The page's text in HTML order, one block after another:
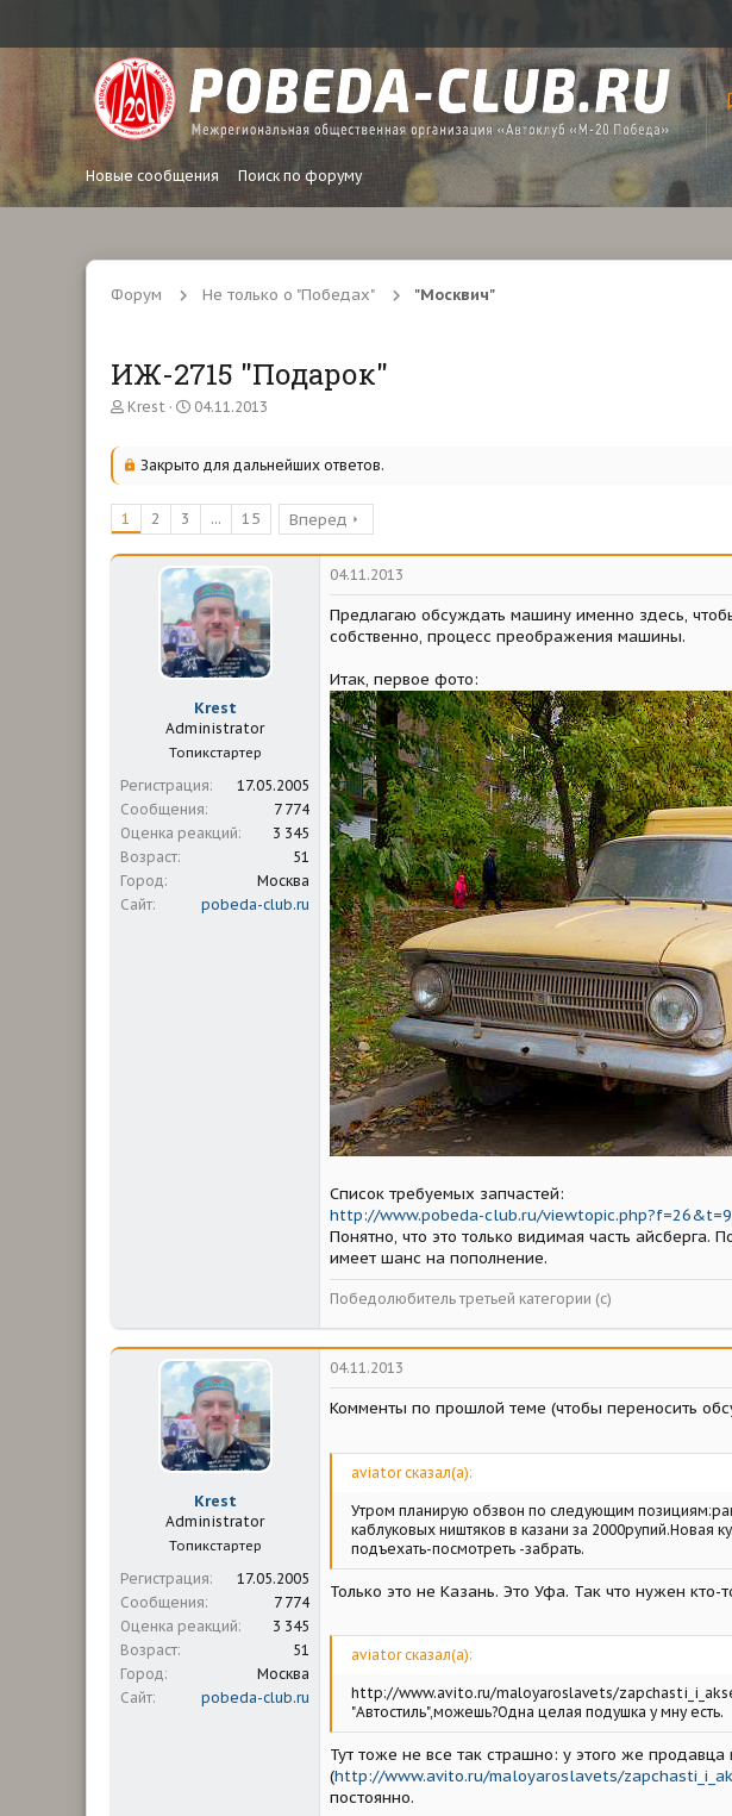
Новые сообщения Поиск по форуму
Форум Не только о "Победах" "Москвич"
ИЖ-2715 "Подарок"
А
о
т
е
м
ы
Krest
Д
а
а
а
л
а
04.11.2013
Закрыто для дальнейших ответов.
1 2 3 ... 15 Вперед
Krest
Administrator
Топикстартер
Регистрация
17.05.2005
Сообщения
7 774
Оценка реакций
3 345
Возраст
51
Город
Москва
Сайт
pobeda-club.ru
04.11.2013
Предлагаю обсуждать машину именно здесь,
собственно, процесс преображения машины.
Итак, первое фото:
Список требуемых запчастей:
http://www.pobeda-club.ru/
Понятно, что это только видимая часть
имеет шанс на пополнение.
Победолюбитель третьей категории (с)
Krest
Administrator
Топикстартер
Регистрация
17.05.2005
Сообщения
7 774
Оценка реакций
3 345
Возраст
51
Город
Москва
Сайт
pobeda-club.ru
04.11.2013
Комменты по прошлой теме (чтобы переносить
aviator сказал(а):
Утром планирую обзвон по следующим
каблуковых ништяков в казани за 2000рупий.Новая
подъехать-посмотреть -забрать.
Только это не Казань. Это Уфа. Так что нужен
aviator сказал(а):
http://www.avito.ru/maloyaroslavets/
"Автостиль",можешь?Одна целая подушка у мну есть.
Тут тоже не все так страшно: у этого же
(http://www.avito.ru/maloyaroslavets/
постоянно.